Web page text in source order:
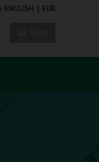
ENGLISH EUR